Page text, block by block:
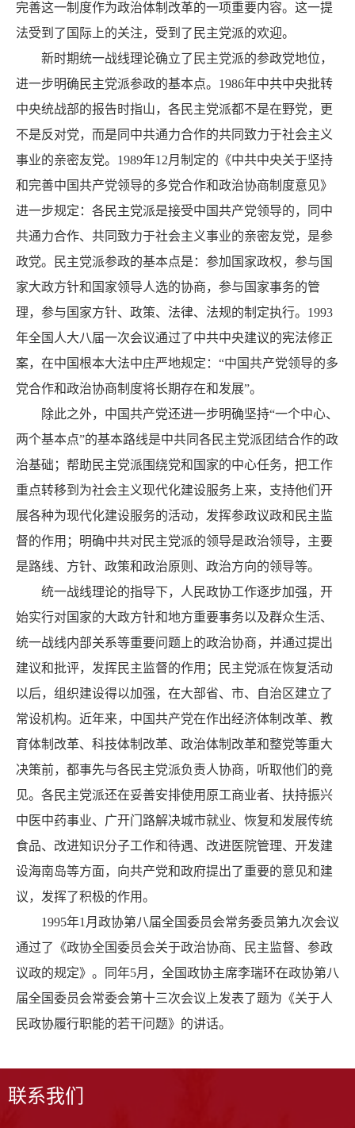
完善这一制度作为政治体制改革的一项重要内容。这一提
法受到了国际上的关注，受到了民主党派的欢迎。
新时期统一战线理论确立了民主党派的参政党地位，
进一步明确民主党派参政的基本点。1986年中共中央批转
中央统战部的报告时指山，各民主党派都不是在野党，更
不是反对党，而是同中共通力合作的共同致力于社会主义
事业的亲密友党。1989年12月制定的《中共中央关于坚持
和完善中国共产党领导的多党合作和政治协商制度意见》
进一步规定：各民主党派是接受中国共产党领导的，同中
共通力合作、共同致力于社会主义事业的亲密友党，是参
政党。民主党派参政的基本点是：参加国家政权，参与国
家大政方针和国家领导人选的协商，参与国家事务的管
理，参与国家方针、政策、法律、法规的制定执行。1993
年全国人大八届一次会议通过了中共中央建议的宪法修正
案，在中国根本大法中庄严地规定：“中国共产党领导的多
党合作和政治协商制度将长期存在和发展”。
除此之外，中国共产党还进一步明确坚持“一个中心、
两个基本点”的基本路线是中共同各民主党派团结合作的政
治基础；帮助民主党派围绕党和国家的中心任务，把工作
重点转移到为社会主义现代化建设服务上来，支持他们开
展各种为现代化建设服务的活动，发挥参政议政和民主监
督的作用；明确中共对民主党派的领导是政治领导，主要
是路线、方针、政策和政治原则、政治方向的领导等。
统一战线理论的指导下，人民政协工作逐步加强，开
始实行对国家的大政方针和地方重要事务以及群众生活、
统一战线内部关系等重要问题上的政治协商，并通过提出
建议和批评，发挥民主监督的作用；民主党派在恢复活动
以后，组织建设得以加强，在大部省、市、自治区建立了
常设机构。近年来，中国共产党在作出经济体制改革、教
育体制改革、科技体制改革、政治体制改革和整党等重大
决策前，都事先与各民主党派负责人协商，听取他们的竟
见。各民主党派还在妥善安排使用原工商业者、扶持振兴
中医中药事业、广开门路解决城市就业、恢复和发展传统
食品、改进知识分子工作和待遇、改进医院管理、开发建
设海南岛等方面，向共产党和政府提出了重要的意见和建
议，发挥了积极的作用。
1995年1月政协第八届全国委员会常务委员第九次会议
通过了《政协全国委员会关于政治协商、民主监督、参政
议政的规定》。同年5月，全国政协主席李瑞环在政协第八
届全国委员会常委会第十三次会议上发表了题为《关于人
民政协履行职能的若干问题》的讲话。
联系我们